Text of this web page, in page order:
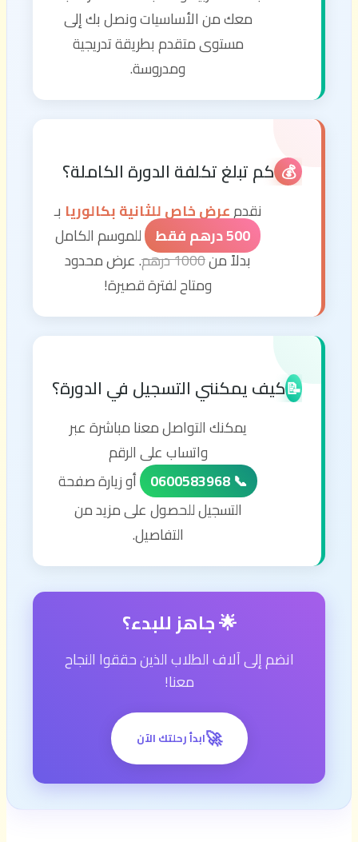
معك من الأساسيات ونصل بك إلى
مستوى متقدم بطريقة تدريجية
ومدروسة.
💰 كم تبلغ تكلفة الدورة الكاملة؟
نقدمعرض خاص للثانية بكالوريا بـ
500 درهم فقط
للموسم الكامل
بدلاً من1000 درهم
. عرض محدود
ومتاح لفترة قصيرة!
📝كيف يمكنني التسجيل في الدورة؟
يمكنك التواصل معنا مباشرة عبر
واتساب على الرقم
📞 0600583968
أو زيارة صفحة
التسجيل للحصول على مزيد من
التفاصيل.
🌟 جاهز للبدء؟
انضم إلى آلاف الطلاب الذين حققوا النجاح
معنا!
🚀ابدأ رحلتك الآن